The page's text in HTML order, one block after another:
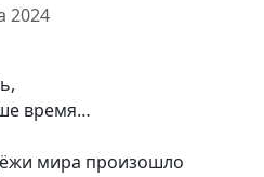
2024
время…
мира произошло